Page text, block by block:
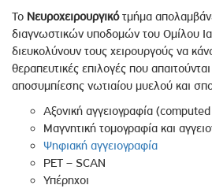
Το Νευροχειρουργικότμήμα
διαγνωστικών υποδομών του Ομίλου
διευκολύνουν τους χειρουργούς να
θεραπευτικές επιλογές που απαιτούνται
αποσυμπίεσης νωτιαίου μυελού και
Αξονική αγγειογραφία
Μαγνητική τομογραφία και
Ψηφιακή αγγειογραφία
PET – SCAN
Υπέρηχοι